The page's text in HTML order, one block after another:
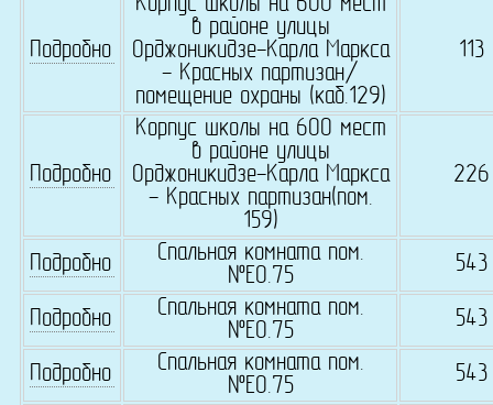
Подробно
Корпус школы на 600 мест
в районе улицы
Орджоникидзе-Карла Маркса
- Красных партизан/
помещение охраны (каб.129)
113
Подробно
Корпус школы на 600 мест
в районе улицы
Орджоникидзе-Карла Маркса
- Красных партизан(пом.
159)
226
Подробно
Спальная комната пом.
№Е0.75
543
Подробно
Спальная комната пом.
№Е0.75
543
Подробно
Спальная комната пом.
№Е0.75
543